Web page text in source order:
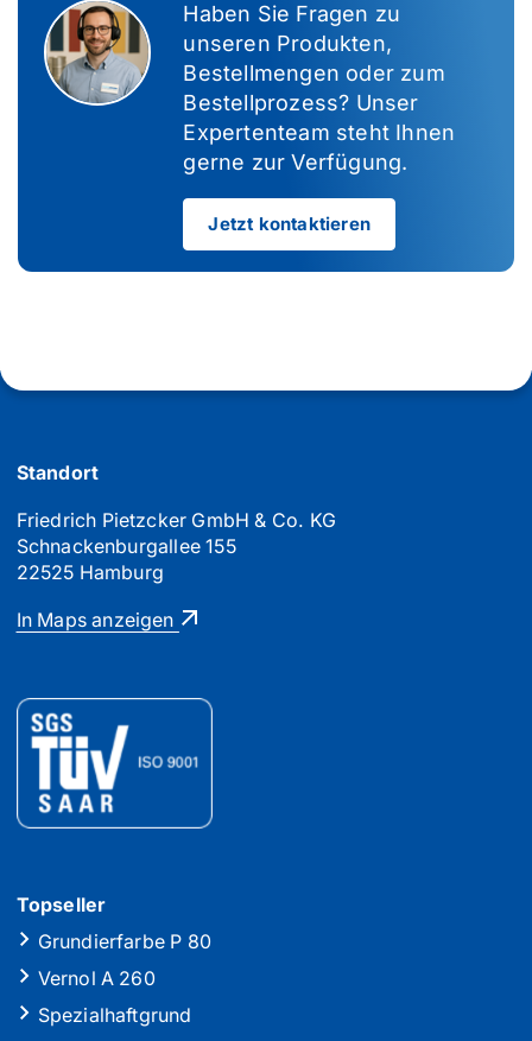
Haben Sie Fragen zu
unseren Produkten,
Bestellmengen oder zum
Bestellprozess? Unser
Expertenteam steht Ihnen
gerne zur Verfügung.
Jetzt kontaktieren
Standort
Friedrich Pietzcker GmbH & Co. KG
Schnackenburgallee 155
22525 Hamburg
In Maps anzeigen
Topseller
Grundierfarbe P 80
Vernol A 260
Spezialhaftgrund